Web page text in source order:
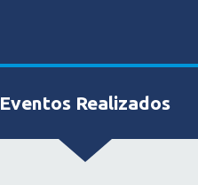
Eventos Realizados